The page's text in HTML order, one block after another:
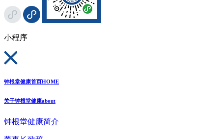
小程序
钟根堂健康首页HOME
关于钟根堂健康about
钟根堂健康简介